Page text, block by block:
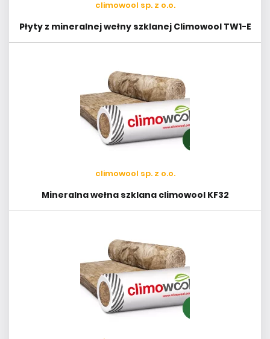
climowool sp. z o.o.
Płyty z mineralnej wełny szklanej Climowool TW1-E
climowool sp. z o.o.
Mineralna wełna szklana climowool KF32